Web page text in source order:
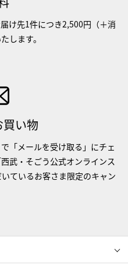
け先1件につき2,500円（＋消
します。
買い物
「メールを受け取る」にチェ
武・そごう公式オンラインス
ているお客さま限定のキャン